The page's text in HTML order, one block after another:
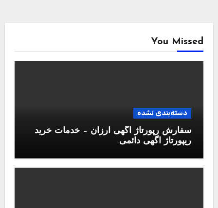
You Missed
دسته‌بندی نشده
سفارش رپورتاژ آگهی ارزان – خدمات خرید
ریپورتاژ اگهی دائمی